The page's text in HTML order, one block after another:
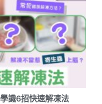
識6招快速解凍法